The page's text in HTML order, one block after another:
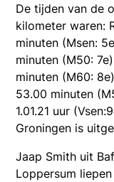
De tijden van de
kilometer waren:
minuten (Msen:
minuten (M50:
minuten (M60:
53.00 minuten
1.01.21 uur
Groningen is
Jaap Smith uit
Loppersum